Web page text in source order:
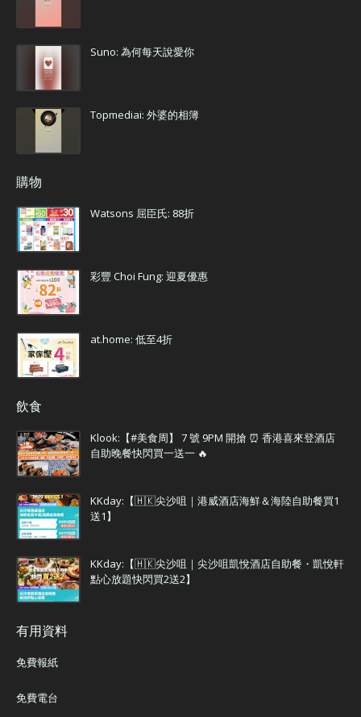
Suno: 為何每天說愛你
Topmediai: 外婆的相簿
購物
Watsons 屈臣氏: 88折
彩豐 Choi Fung: 迎夏優惠
at.home: 低至4折
飲食
Klook:【#美食周】 7 號 9PM 開搶 ⏰ 香港喜來登酒店
自助晚餐快閃買一送一 🔥
KKday:【🇭🇰尖沙咀｜港威酒店海鮮＆海陸自助餐買1
送1】
KKday:【🇭🇰尖沙咀｜尖沙咀凱悅酒店自助餐・凱悅軒
點心放題快閃買2送2】
有用資料
免費報紙
免費電台